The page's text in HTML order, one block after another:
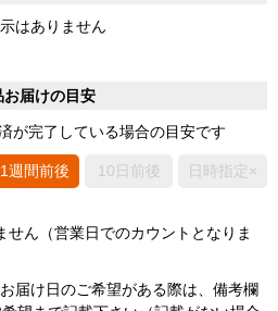
はありません
お届けの目安
が完了している場合の目安です
1週間前後 10日前後 日時指定×
ん（営業日でのカウントとなりま
け日のご希望がある際は、備考欄